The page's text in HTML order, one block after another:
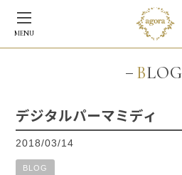
MENU
BLOG
デジタルパーマミディ
2018/03/14
BLOG